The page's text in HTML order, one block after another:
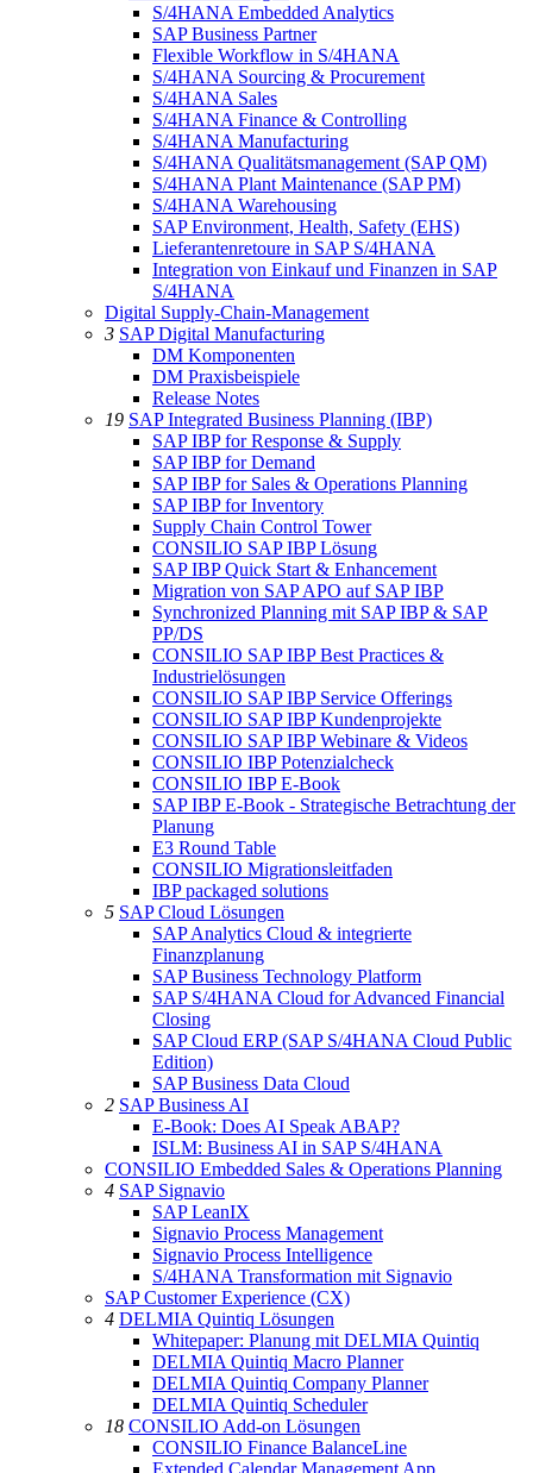
S/4HANA Embedded Analytics
SAP Business Partner
Flexible Workflow in S/4HANA
S/4HANA Sourcing & Procurement
S/4HANA Sales
S/4HANA Finance & Controlling
S/4HANA Manufacturing
S/4HANA Qualitätsmanagement (SAP QM)
S/4HANA Plant Maintenance (SAP PM)
S/4HANA Warehousing
SAP Environment, Health, Safety (EHS)
Lieferantenretoure in SAP S/4HANA
Integration von Einkauf und Finanzen in SAP
S/4HANA
Digital Supply-Chain-Management
3 SAP Digital Manufacturing
DM Komponenten
DM Praxisbeispiele
Release Notes
19 SAP Integrated Business Planning (IBP)
SAP IBP for Response & Supply
SAP IBP for Demand
SAP IBP for Sales & Operations Planning
SAP IBP for Inventory
Supply Chain Control Tower
CONSILIO SAP IBP Lösung
SAP IBP Quick Start & Enhancement
Migration von SAP APO auf SAP IBP
Synchronized Planning mit SAP IBP & SAP
PP/DS
CONSILIO SAP IBP Best Practices &
Industrielösungen
CONSILIO SAP IBP Service Offerings
CONSILIO SAP IBP Kundenprojekte
CONSILIO SAP IBP Webinare & Videos
CONSILIO IBP Potenzialcheck
CONSILIO IBP E-Book
SAP IBP E-Book - Strategische Betrachtung der
Planung
E3 Round Table
CONSILIO Migrationsleitfaden
IBP packaged solutions
5 SAP Cloud Lösungen
SAP Analytics Cloud & integrierte
Finanzplanung
SAP Business Technology Platform
SAP S/4HANA Cloud for Advanced Financial
Closing
SAP Cloud ERP (SAP S/4HANA Cloud Public
Edition)
SAP Business Data Cloud
2 SAP Business AI
E-Book: Does AI Speak ABAP?
ISLM: Business AI in SAP S/4HANA
CONSILIO Embedded Sales & Operations Planning
4 SAP Signavio
SAP LeanIX
Signavio Process Management
Signavio Process Intelligence
S/4HANA Transformation mit Signavio
SAP Customer Experience (CX)
4 DELMIA Quintiq Lösungen
Whitepaper: Planung mit DELMIA Quintiq
DELMIA Quintiq Macro Planner
DELMIA Quintiq Company Planner
DELMIA Quintiq Scheduler
18 CONSILIO Add-on Lösungen
CONSILIO Finance BalanceLine
Extended Calendar Management App